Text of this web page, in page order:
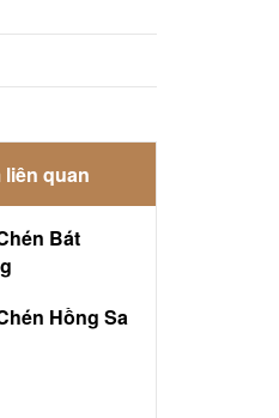
liên quan
Bát
Hồng Sa